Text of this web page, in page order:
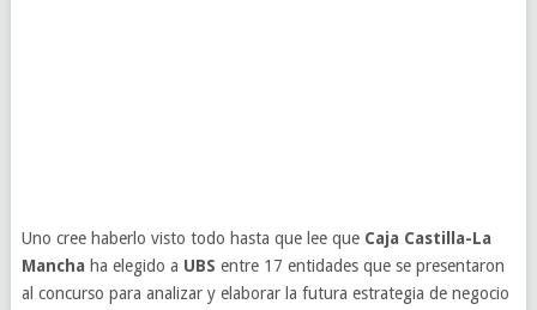
Uno cree haberlo visto todo hasta que lee que Caja Castilla-La
Mancha ha elegido a UBS entre 17 entidades que se presentaron
al concurso para analizar y elaborar la futura estrategia de negocio